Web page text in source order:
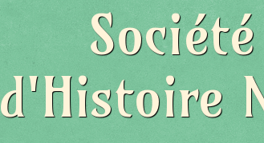
d'Histoire